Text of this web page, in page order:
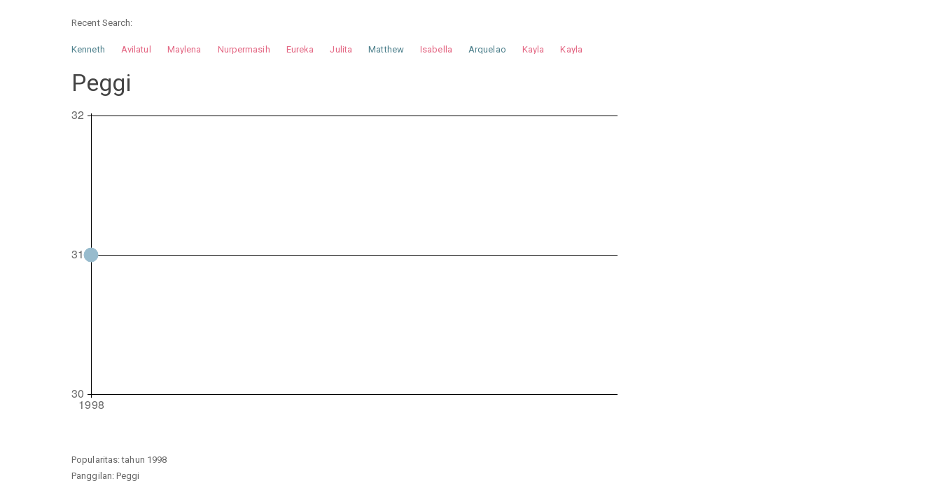
Recent Search:
Kenneth Avilatul Maylena Nurpermasih Eureka Julita Matthew Isabella Arquelao Kayla
Kayla
Peggi
Popularitas: tahun 1998
Panggilan: Peggi